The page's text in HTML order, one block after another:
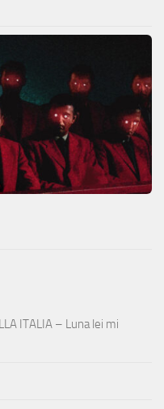
ITALIA – Luna lei mi